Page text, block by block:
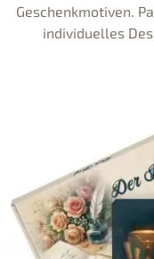
Geschenkmotiven.
individuelles